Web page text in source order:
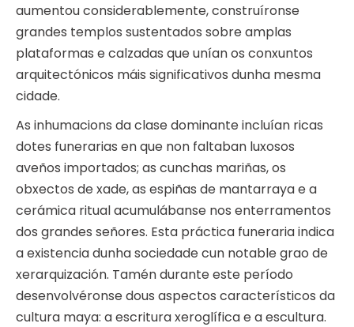
aumentou considerablemente, construíronse
grandes templos sustentados sobre amplas
plataformas e calzadas que unían os conxuntos
arquitectónicos máis significativos dunha mesma
cidade.
As inhumacions da clase dominante incluían ricas
dotes funerarias en que non faltaban luxosos
aveños importados; as cunchas mariñas, os
obxectos de xade, as espiñas de mantarraya e a
cerámica ritual acumulábanse nos enterramentos
dos grandes señores. Esta práctica funeraria indica
a existencia dunha sociedade cun notable grao de
xerarquización. Tamén durante este período
desenvolvéronse dous aspectos característicos da
cultura maya: a escritura xeroglífica e a escultura.